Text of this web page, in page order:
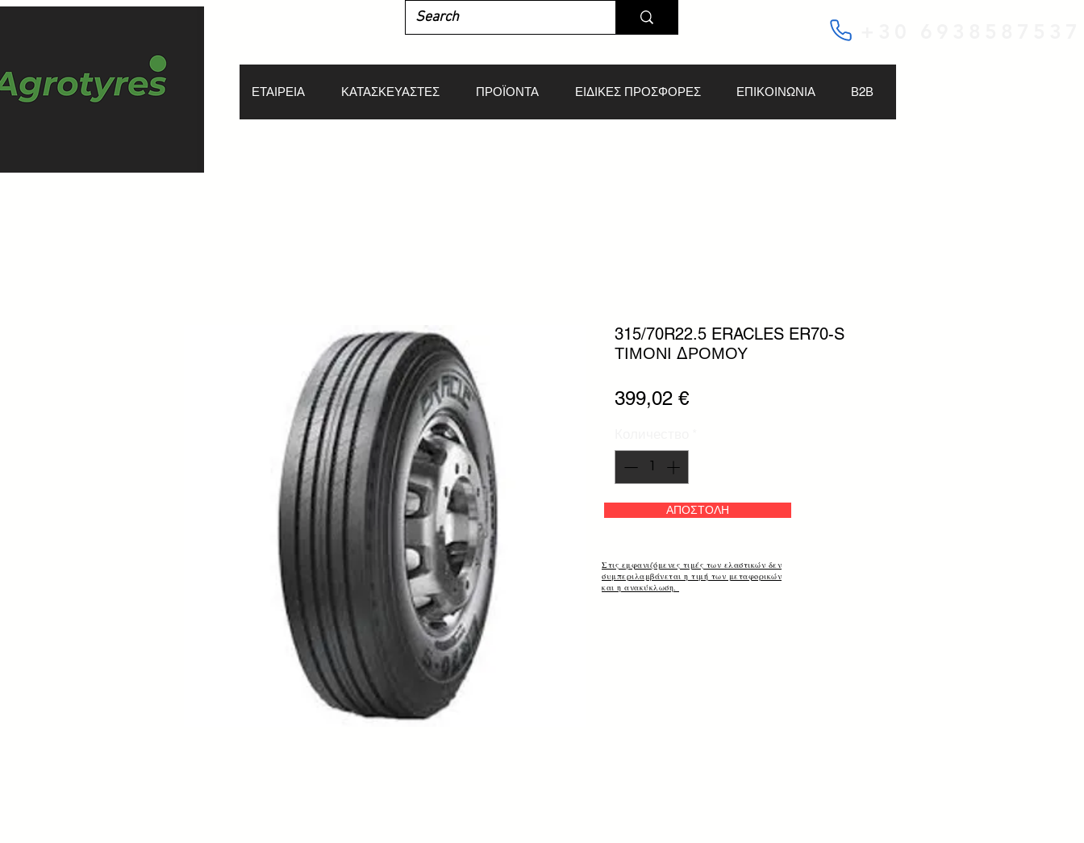
ΕΤΑΙΡΕΙΑ ΚΑΤΑΣΚΕΥΑΣΤΕΣ ΠΡΟΪΟΝΤΑ ΕΙΔΙΚΕΣ ΠΡΟΣΦΟΡΕΣ ΕΠΙΚΟΙΝΩΝΙΑ Β2Β
315/70R22.5 ERACLES ER70-S
ΤΙΜΟΝΙ ΔΡΟΜΟΥ
399,02 €Цена
ΑΠΟΣΤΟΛΗ
Στις εμφανιζόμενες τιμές των ελαστικών δεν
συμπεριλαμβάνεται η τιμή των μεταφορικών
και η ανακύκλωση.